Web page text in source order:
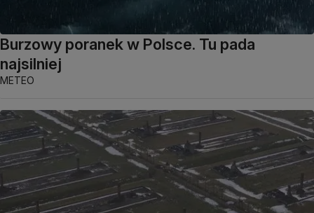
Burzowy poranek w Polsce. Tu pada
najsilniej
METEO